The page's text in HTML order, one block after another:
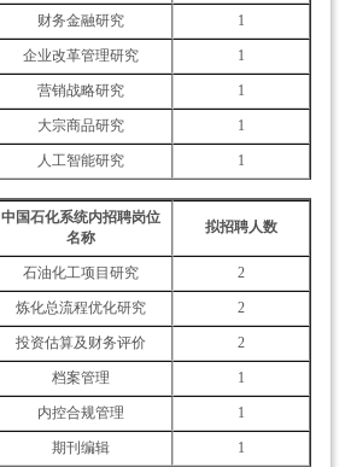
财务金融研究 1
企业改革管理研究 1
营销战略研究 1
大宗商品研究 1
人工智能研究 1
中国石化系统内招聘岗位
名称
拟招聘人数
石油化工项目研究 2
炼化总流程优化研究 2
投资估算及财务评价 2
档案管理 1
内控合规管理 1
期刊编辑 1